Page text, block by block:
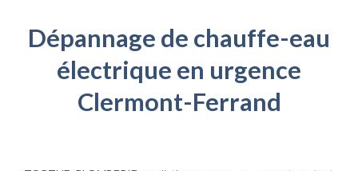
Dépannage de chauffe-eau
électrique en urgence
Clermont-Ferrand